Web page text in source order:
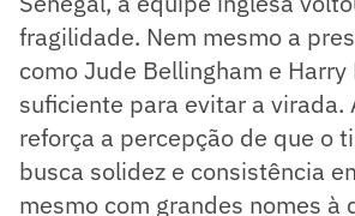
fragilidade. Nem mesmo a
como Jude Bellingham e Harry
suficiente para evitar a virada.
reforça a percepção de que o
busca solidez e consistência
mesmo com grandes nomes à